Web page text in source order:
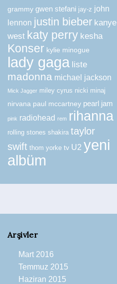
Kedi Kadın Kylie
Stil / Magazin
grammy gwen stefani jay-z john
lennon justin bieber kanye
west katy perry kesha
Konser kylie minogue
lady gaga liste
madonna michael jackson
Mick Jagger miley cyrus nicki minaj
nirvana paul mccartney pearl jam
pink radiohead rem rihanna
rolling stones shakira taylor
swift thom yorke tv U2 yeni
albüm
Arşivler
Mart 2016
Temmuz 2015
Haziran 2015